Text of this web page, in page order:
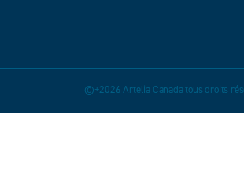
©+2026 Artelia Canada tous droits